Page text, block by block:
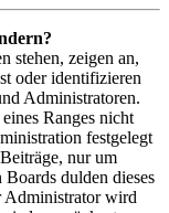
stehen, zeigen an,
oder identifizieren
Administratoren.
Ranges nicht
festgelegt
nur um
dulden dieses
Administrator wird